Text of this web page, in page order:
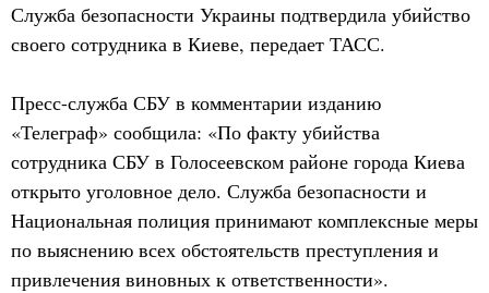
Служба безопасности Украины подтвердила убийство
своего сотрудника в Киеве, передает ТАСС.
Пресс-служба СБУ в комментарии изданию
«Телеграф» сообщила: «По факту убийства
сотрудника СБУ в Голосеевском районе города Киева
открыто уголовное дело. Служба безопасности и
Национальная полиция принимают комплексные меры
по выяснению всех обстоятельств преступления и
привлечения виновных к ответственности».